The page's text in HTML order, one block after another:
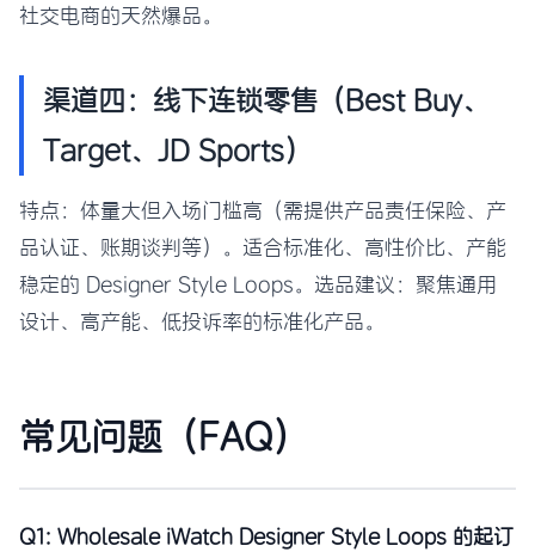
社交电商的天然爆品。
渠道四：线下连锁零售（Best Buy、
Target、JD Sports）
特点：体量大但入场门槛高（需提供产品责任保险、产
品认证、账期谈判等）。适合标准化、高性价比、产能
稳定的 Designer Style Loops。选品建议：聚焦通用
设计、高产能、低投诉率的标准化产品。
常见问题（FAQ）
Q1: Wholesale iWatch Designer Style Loops 的起订